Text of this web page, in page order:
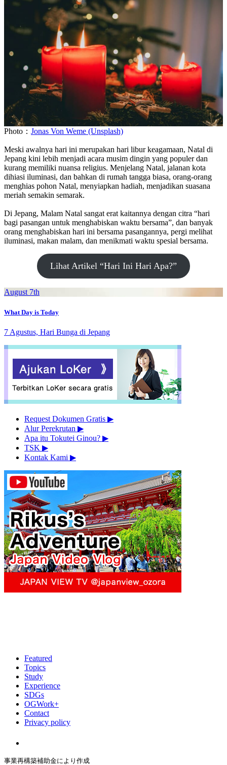
Photo： Jonas Von Weme (Unsplash)
Meski awalnya hari ini merupakan hari libur keagamaan, Natal di
Jepang kini lebih menjadi acara musim dingin yang populer dan
kurang memiliki nuansa religius. Menjelang Natal, jalanan kota
dihiasi iluminasi, dan bahkan di rumah tangga biasa, orang-orang
menghias pohon Natal, menyiapkan hadiah, menjadikan suasana
meriah semakin semarak.
Di Jepang, Malam Natal sangat erat kaitannya dengan citra “hari
bagi pasangan untuk menghabiskan waktu bersama”, dan banyak
orang menghabiskan hari ini bersama pasangannya, pergi melihat
iluminasi, makan malam, dan menikmati waktu spesial bersama.
Lihat Artikel “Hari Ini Hari Apa?”
August 7th
What Day is Today
7 Agustus, Hari Bunga di Jepang
Request Dokumen Gratis ▶︎
Alur Perekrutan ▶︎
Apa itu Tokutei Ginou? ▶︎
TSK ▶︎
Kontak Kami ▶︎
Featured
Topics
Study
Experience
SDGs
OGWork+
Contact
Privacy policy
事業再構築補助金により作成